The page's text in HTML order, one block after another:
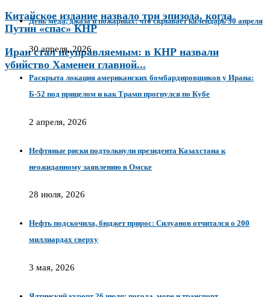
Китайское издание назвало три эпизода, когда
Путин «спас» КНР
Иран стал неуправляемым: в КНР назвали
убийство Хаменеи главной...
День мёда, джаза и пожарных: что скрывает календарь 30 апреля
30 апреля, 2026
Раскрыта локация американских бомбардировщиков у Ирана:
Б-52 под прицелом и как Трамп прогнулся по Кубе
2 апреля, 2026
Нефтяные риски подтолкнули президента Казахстана к
неожиданному заявлению в Омске
28 июля, 2026
Нефть подскочила, бюджет прирос: Силуанов отчитался о 200
миллиардах сверху
3 мая, 2026